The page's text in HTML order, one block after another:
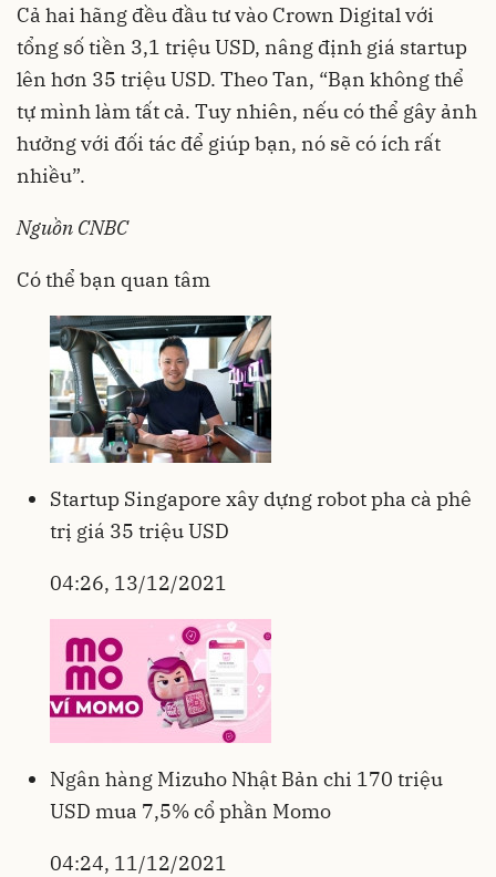
Cả hai hãng đều đầu tư vào Crown Digital với
tổng số tiền 3,1 triệu USD, nâng định giá startup
lên hơn 35 triệu USD. Theo Tan, “Bạn không thể
tự mình làm tất cả. Tuy nhiên, nếu có thể gây ảnh
hưởng với đối tác để giúp bạn, nó sẽ có ích rất
nhiều”.
Nguồn CNBC
Có thể bạn quan tâm
Startup Singapore xây dựng robot pha cà phê
trị giá 35 triệu USD
04:26, 13/12/2021
Ngân hàng Mizuho Nhật Bản chi 170 triệu
USD mua 7,5% cổ phần Momo
04:24, 11/12/2021